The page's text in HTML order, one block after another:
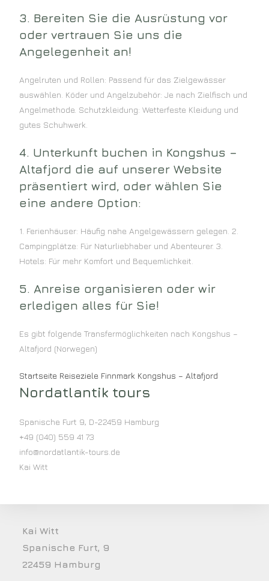
3. Bereiten Sie die Ausrüstung vor
oder vertrauen Sie uns die
Angelegenheit an!
Angelruten und Rollen: Passend für das Zielgewässer
auswählen. Köder und Angelzubehör: Je nach Zielfisch und
Angelmethode. Schutzkleidung: Wetterfeste Kleidung und
gutes Schuhwerk.
4. Unterkunft buchen in Kongshus –
Altafjord die auf unserer Website
präsentiert wird, oder wählen Sie
eine andere Option:
1. Ferienhäuser: Häufig nahe Angelgewässern gelegen. 2.
Campingplätze: Für Naturliebhaber und Abenteurer. 3.
Hotels: Für mehr Komfort und Bequemlichkeit.
5. Anreise organisieren oder wir
erledigen alles für Sie!
Es gibt folgende Transfermöglichkeiten nach Kongshus –
Altafjord (Norwegen)
Startseite Reiseziele Finnmark Kongshus – Altafjord
Nordatlantik tours
Spanische Furt 9, D-22459 Hamburg
+49 (040) 559 41 73
info@nordatlantik-tours.de
Kai Witt
Kai Witt
Spanische Furt, 9
22459 Hamburg